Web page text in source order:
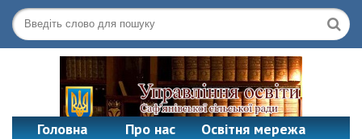
Головна Про нас
Освітня мережа